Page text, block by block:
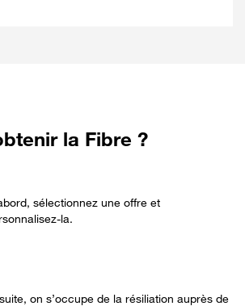
la Fibre ?
sélectionnez une offre et
la.
on s’occupe de la résiliation auprès de